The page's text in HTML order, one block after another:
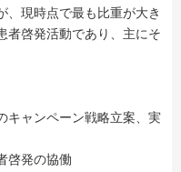
、現時点で最も比重が大き
者啓発活動であり、主にそ
キャンペーン戦略立案、実
啓発の協働